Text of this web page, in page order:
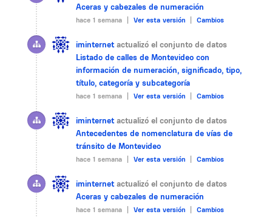
Aceras y cabezales de numeración
hace 1 semana | Ver esta versión Cambios
iminternet actualizó el conjunto de datos
Listado de calles de Montevideo con
información de numeración, significado, tipo,
título, categoría y subcategoría
hace 1 semana | Ver esta versión Cambios
iminternet actualizó el conjunto de datos
Antecedentes de nomenclatura de vías de
tránsito de Montevideo
hace 1 semana | Ver esta versión Cambios
iminternet actualizó el conjunto de datos
Aceras y cabezales de numeración
hace 1 semana | Ver esta versión Cambios